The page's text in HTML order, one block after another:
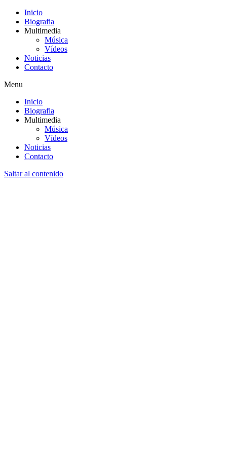
Inicio
Biografia
Multimedia
Música
Vídeos
Noticias
Contacto
Menu
Inicio
Biografia
Multimedia
Música
Vídeos
Noticias
Contacto
Saltar al contenido